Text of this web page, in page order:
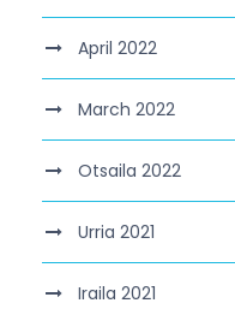
April 2022
March 2022
Otsaila 2022
Urria 2021
Iraila 2021